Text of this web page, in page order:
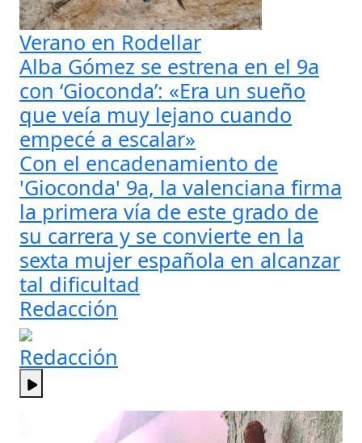
Verano en Rodellar
Alba Gómez se estrena en el 9a
con ‘Gioconda’: «Era un sueño
que veía muy lejano cuando
empecé a escalar»
Con el encadenamiento de
'Gioconda' 9a, la valenciana firma
la primera vía de este grado de
su carrera y se convierte en la
sexta mujer española en alcanzar
tal dificultad
Redacción
Redacción